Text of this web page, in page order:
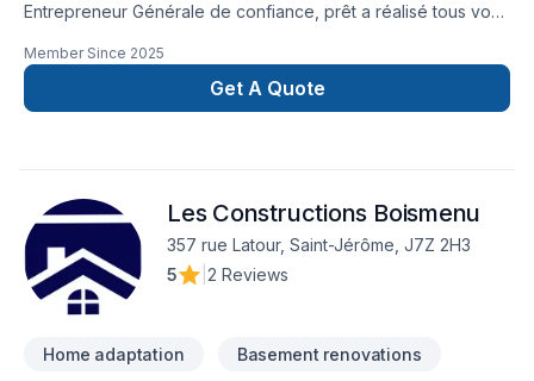
Entrepreneur Générale de confiance, prêt a réalisé tous vos
Member Since 2025
Get A Quote
Les Constructions Boismenu
357 rue Latour, Saint-Jérôme, J7Z 2H3
5
2 Reviews
Home adaptation Basement renovations